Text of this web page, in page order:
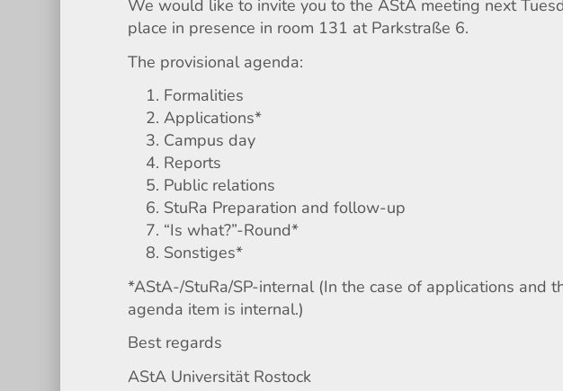
We would like to invite you to the AStA meeting next
place in presence in room 131 at Parkstraße 6.
The provisional agenda:
Formalities
Applications*
Campus day
Reports
Public relations
StuRa Preparation and follow-up
“Is what?”-Round*
Sonstiges*
*AStA-/StuRa/SP-internal (In the case of applications and
agenda item is internal.)
Best regards
AStA Universität Rostock